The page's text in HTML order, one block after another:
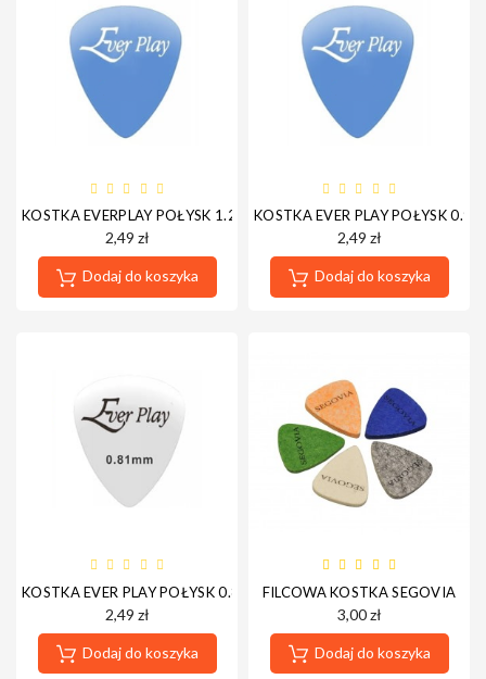
Akcesoria
Kursy/Szkolenia
Ortega
KOSTKA EVERPLAY POŁYSK 1.2MM
2,49 zł
Dodaj do koszyka
KOSTKA EVER PLAY POŁYSK
2,49 zł
Dodaj do koszyka
KOSTKA EVER PLAY POŁYSK 0.81MM
2,49 zł
Dodaj do koszyka
FILCOWA KOSTKA SEGOVIA
3,00 zł
Dodaj do koszyka